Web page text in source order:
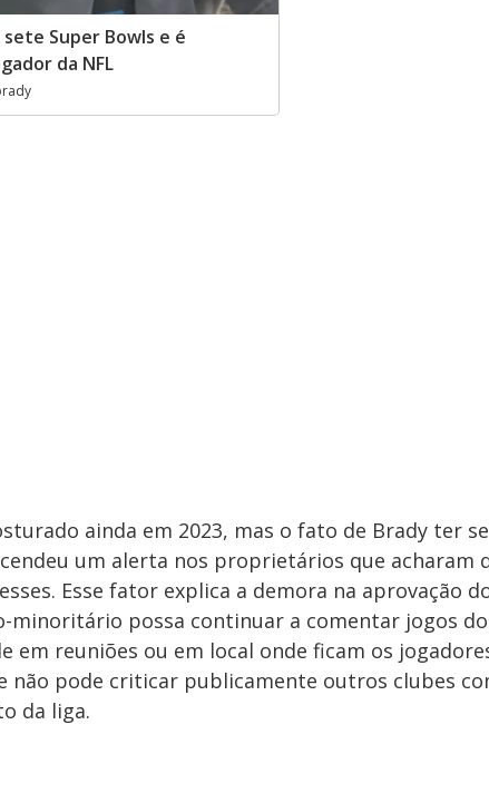
Super Bowls e é
da NFL
ainda em 2023, mas o fato de Brady ter
um alerta nos proprietários que acharam
Esse fator explica a demora na aprovação
minoritário possa continuar a comentar jogos
em reuniões ou em local onde ficam os
não pode criticar publicamente outros clubes
da liga.